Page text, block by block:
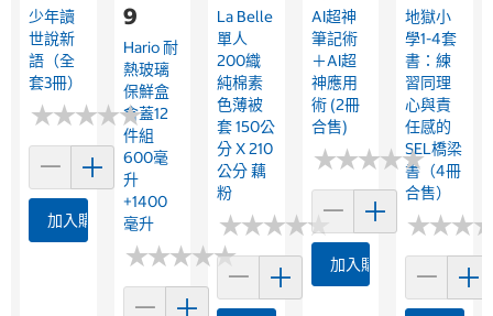
少年讀
世說新
語（全
套3冊）
★★★★★
★★★★★
加入購物車
9
Hario 耐
熱玻璃
保鮮盒
含蓋12
件組
600毫
升
+1400
毫升
★★★★★
★★★★★
La Belle
單人
200織
純棉素
色薄被
套 150公
分 X 210
公分 藕
粉
★★★★★
★★★★★
AI超神
筆記術
＋AI超
神應用
術 (2冊
合售)
★★★★★
★★★★★
加入購物車
地獄小
學1-4套
書：練
習同理
心與責
任感的
SEL橋梁
書（4冊
合售）
★★★
★★★